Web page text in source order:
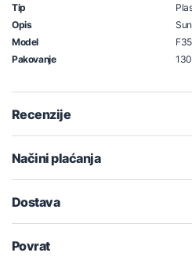
Tip
Opis
Model
Pakovanje
Recenzije
Načini plaćanja
Dostava
Povrat